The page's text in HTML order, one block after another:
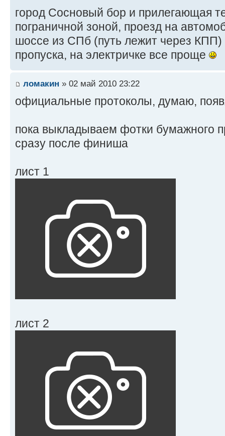
город Сосновый бор и прилегающая
пограничной зоной, проезд на
шоссе из СПб (путь лежит через КПП)
пропуска, на электричке все проще
ломакин » 02 май 2010 23:22
официальные протоколы, думаю,
пока выкладываем фотки бумажного
сразу после финиша
лист 1
лист 2